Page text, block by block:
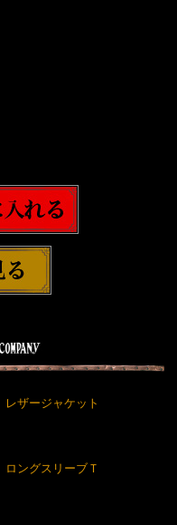
レザージャケット
ロングスリーブＴ